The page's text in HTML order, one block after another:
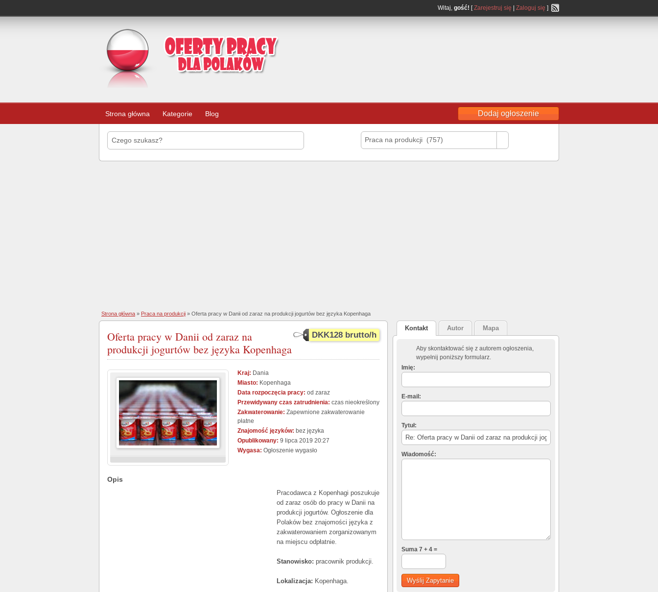
Witaj, gość! [Zarejestruj się Zaloguj się ]
Strona główna Kategorie Blog Dodaj ogłoszenie
Praca na produkcji (757)
Strona główna » Praca na produkcji » Oferta pracy w Danii od zaraz na produkcji jogurtów bez języka Kopenhaga
DKK128 brutto/h
Oferta pracy w Danii od zaraz na
produkcji jogurtów bez języka Kopenhaga
Kraj: Dania
Miasto: Kopenhaga
Data rozpoczęcia pracy: od zaraz
Przewidywany czas zatrudnienia: czas nieokreślony
Zakwaterowanie: Zapewnione zakwaterowanie
płatne
Znajomość języków: bez języka
Opublikowany: 9 lipca 2019 20:27
Wygasa: Ogłoszenie wygasło
Opis
Pracodawca z Kopenhagi poszukuje
od zaraz osób do pracy w Danii na
produkcji jogurtów. Ogłoszenie dla
Polaków bez znajomości języka z
zakwaterowaniem zorganizowanym
na miejscu odpłatnie.
Stanowisko: pracownik produkcji.
Lokalizacja: Kopenhaga.
Kontakt Autor Mapa
Aby skontaktować się z autorem ogłoszenia,
wypełnij poniższy formularz.
Imię:
E-mail:
Tytuł:
Wiadomość:
Suma 7 + 4 =